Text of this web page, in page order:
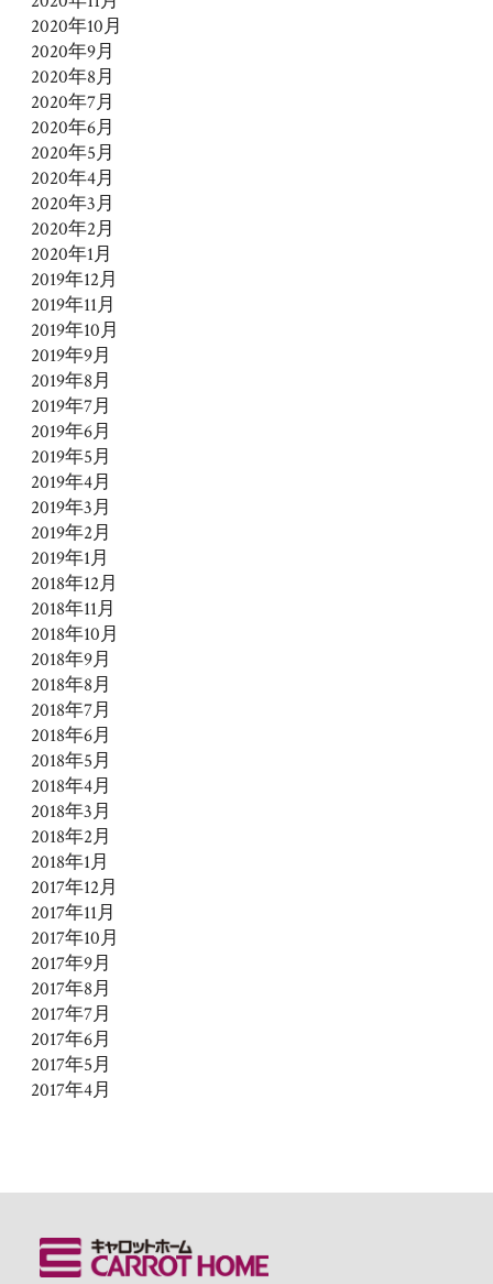
2020年10月
2020年9月
2020年8月
2020年7月
2020年6月
2020年5月
2020年4月
2020年3月
2020年2月
2020年1月
2019年12月
2019年11月
2019年10月
2019年9月
2019年8月
2019年7月
2019年6月
2019年5月
2019年4月
2019年3月
2019年2月
2019年1月
2018年12月
2018年11月
2018年10月
2018年9月
2018年8月
2018年7月
2018年6月
2018年5月
2018年4月
2018年3月
2018年2月
2018年1月
2017年12月
2017年11月
2017年10月
2017年9月
2017年8月
2017年7月
2017年6月
2017年5月
2017年4月